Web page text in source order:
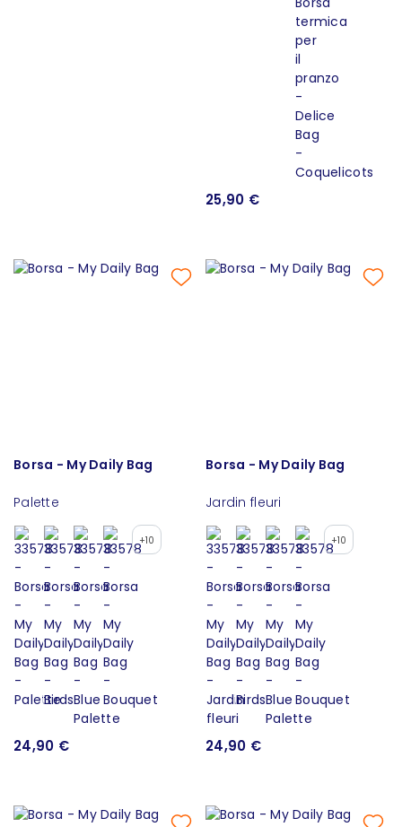
25,90 €
Borsa - My Daily Bag
Palette
+10
24,90 €
Borsa - My Daily Bag
Jardin fleuri
+10
24,90 €